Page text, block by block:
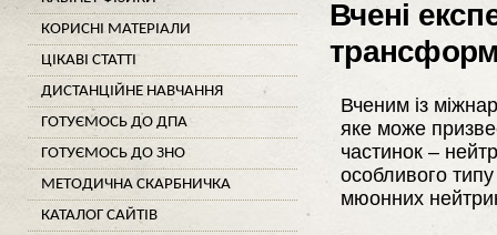
Вчені
Вченим із
яке може
частинок –
особливого
мюонних
КОРИСНІ МАТЕРІАЛИ
ЦІКАВІ СТАТТІ
ДИСТАНЦІЙНЕ НАВЧАННЯ
ГОТУЄМОСЬ ДО ДПА
ГОТУЄМОСЬ ДО ЗНО
МЕТОДИЧНА СКАРБНИЧКА
КАТАЛОГ САЙТІВ